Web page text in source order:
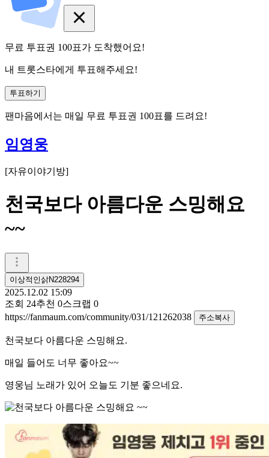
무료 투표권 100표가 도착했어요!
내 트롯스타에게 투표해주세요!
투표하기
팬마음에서는 매일 무료 투표권 100표를 드려요!
임영웅
[자유이야기방]
천국보다 아름다운 스밍해요
~~
이상적인삵N228294
2025.12.02 15:09
조회 24추천 0스크랩 0
https://fanmaum.com/community/031/121262038
주소복사
천국보다 아름다운 스밍해요.
매일 들어도 너무 좋아요~~
영웅님 노래가 있어 오늘도 기분 좋으네요.